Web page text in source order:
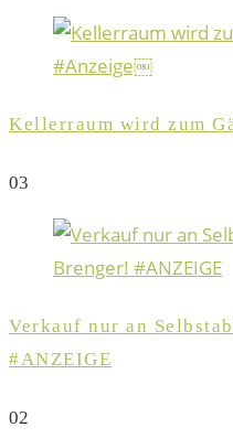
Kellerraum wird zum
03
Verkauf nur an
#ANZEIGE
02